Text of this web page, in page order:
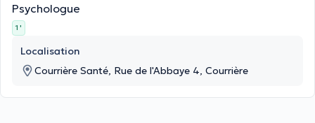
Psychologue
1 '
Localisation
Courrière Santé, Rue de l'Abbaye 4, Courrière